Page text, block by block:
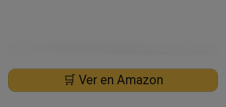
🛒 Ver en Amazon